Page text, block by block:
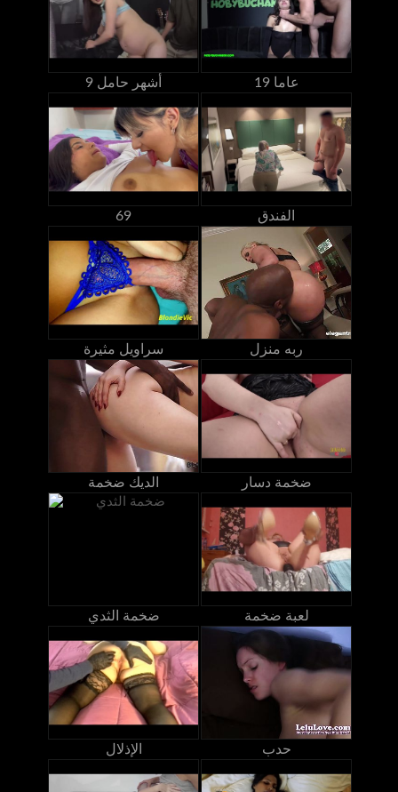
9 أشهر حامل 19 عاما
69 الفندق
سراويل مثيرة ربه منزل
الديك ضخمة ضخمة دسار
ضخمة الثدي لعبة ضخمة
الإذلال حدب